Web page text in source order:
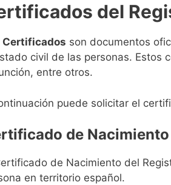
del
Certificados son documentos
civil de las personas. Estos
entre otros.
puede solicitar el
de Nacimiento
de Nacimiento del
en territorio español.